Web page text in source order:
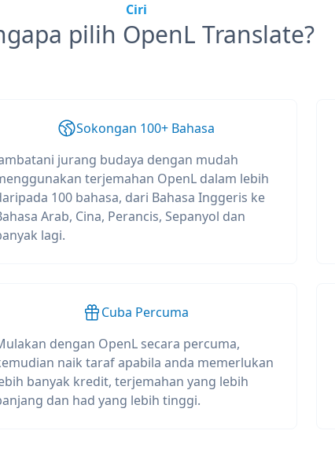
Ciri
pilih OpenL Translate?
Sokongan 100+ Bahasa
jurang budaya dengan mudah
terjemahan OpenL dalam lebih
100 bahasa, dari Bahasa Inggeris ke
Arab, Cina, Perancis, Sepanyol dan
lagi.
Cuba Percuma
dengan OpenL secara percuma,
naik taraf apabila anda memerlukan
banyak kredit, terjemahan yang lebih
dan had yang lebih tinggi.